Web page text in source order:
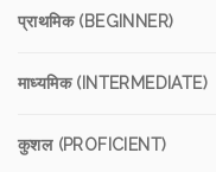
प्राथमिक (BEGINNER)
माध्यमिक (INTERMEDIATE)
कुशल (PROFICIENT)